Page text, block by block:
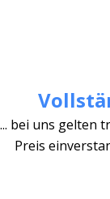
... bei uns gelten
Preis